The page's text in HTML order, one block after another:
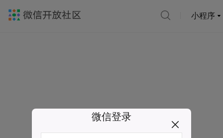
小程序
微信登录